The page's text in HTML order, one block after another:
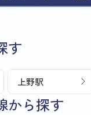
す
上野駅
から探す